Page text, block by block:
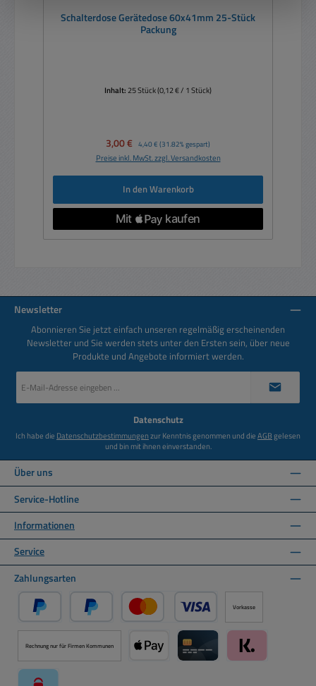
Schalterdose Gerätedose 60x41mm 25-Stück
Packung
Inhalt:25 Stück(0,12 € / 1 Stück)
Verkaufspreis:
3,00 € Regulärer Preis:
4,40 € (31.82% gespart)
Preise inkl. MwSt. zzgl. Versandkosten
In den Warenkorb
Newsletter
Abonnieren Sie jetzt einfach unseren regelmäßig erscheinenden
Newsletter und Sie werden stets unter den Ersten sein, über neue
Produkte und Angebote informiert werden.
Mail-
Datenschutz
Ich habe die Datenschutzbestimmungenzur Kenntnis genommen und dieAGBgelesen
und bin mit ihnen einverstanden.
Über uns
Service-Hotline
Informationen
Service
Zahlungsarten
PayPal Später Bezahlen über PayPalKredit- oder Debitkarte über PayPal
Vorkasse
Rechnung nur für Firmen Kommunen